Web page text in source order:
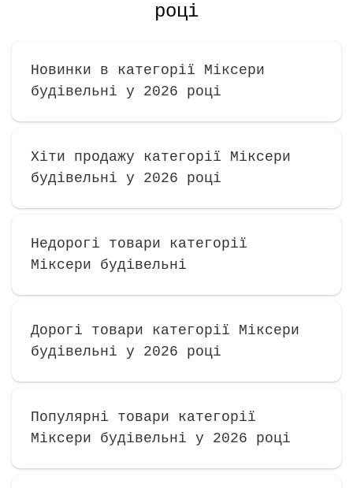
році
Новинки в категорії Міксери
будівельні у 2026 році
Хіти продажу категорії Міксери
будівельні у 2026 році
Недорогі товари категорії
Міксери будівельні
Дорогі товари категорії Міксери
будівельні у 2026 році
Популярні товари категорії
Міксери будівельні у 2026 році